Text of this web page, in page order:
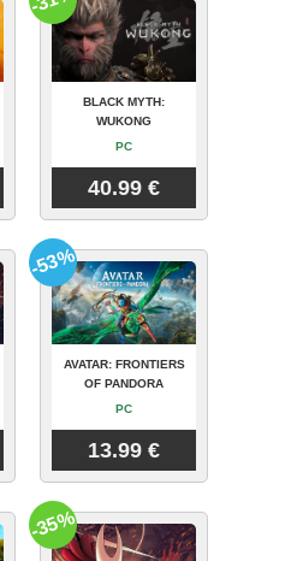
BLACK MYTH:
WUKONG
PC
40.99 €
AVATAR: FRONTIERS
OF PANDORA
PC
13.99 €
-53%
-35%